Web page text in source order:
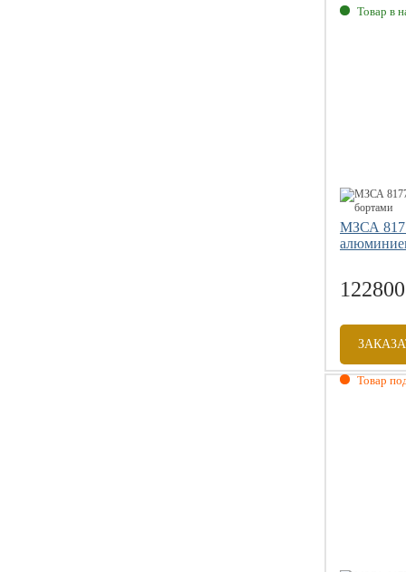
Товар в
МЗСА
Товар